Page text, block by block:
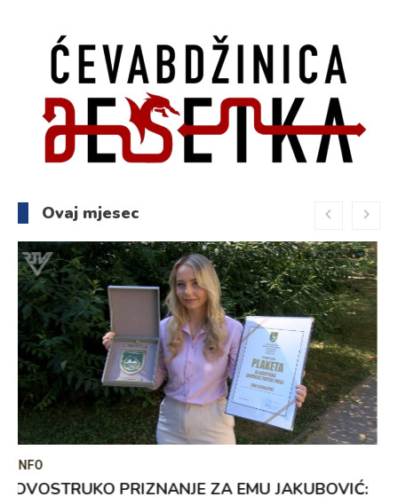
Ovaj mjesec
INFO
MUALLIMA NEDŽLA ALIĆ – POZIV KOJI